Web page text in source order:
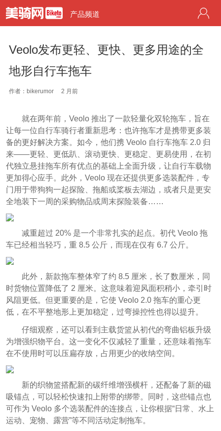
产品频道
Veolo发布更轻、更快、更多用途的全
地形自行车拖车
作者：bikerumor 2 月前
就在两年前，Veolo 推出了一款轻量化双轮拖车，旨在
让每一位自行车骑行者重新思考：也许拖车才是携带更多装
备的更好解决方案。如今，他们携 Veolo 自行车拖车 2.0 归
来——更轻、更低趴、滚动更快、更稳定、更易使用，在初
代独立悬挂拖车所有优点的基础上全面升级，让自行车载物
更加得心应手。此外，Veolo 现在还提供更多选装配件，专
门用于带狗狗一起探险、拖船或桨板去湖边，或者只是更安
全地装下一周的采购物品或周末探险装备……
减重超过 20% 是一个非常扎实的起点。初代 Veolo 拖
车已经相当轻巧，重 8.5 公斤，而现在仅有 6.7 公斤。
此外，新款拖车整体窄了约 8.5 厘米，长了数厘米，同
时货物位置降低了 2 厘米。这意味着迎风面积稍小，牵引时
风阻更低。但更重要的是，它使 Veolo 2.0 拖车的重心更
低，在不平整地形上更加稳定，过弯操控性也得以提升。
仔细观察，还可以看到主载货篮从初代的弯曲铝板升级
为增强织物平台。这一变化不仅减轻了重量，还意味着拖车
在不使用时可以压扁存放，占用更少的收纳空间。
新的织物篮搭配新的碳纤维增强横杆，还配备了新的磁
吸锚点，可以轻松快速扣上附带的绑带。同时，这些锚点也
可作为 Veolo 多个选装配件的连接点，让你根据“日常、水上
运动、宠物、露营”等不同活动定制拖车。